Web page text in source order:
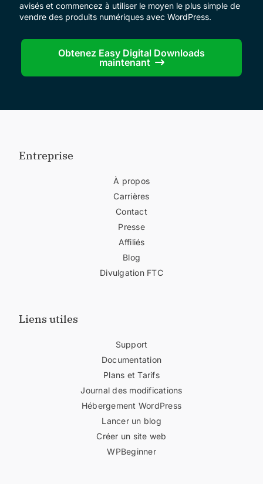
avisés et commencez à utiliser le moyen le plus simple de
vendre des produits numériques avec WordPress.
Obtenez Easy Digital Downloads
maintenant
Entreprise
À propos
Carrières
Contact
Presse
Affiliés
Blog
Divulgation FTC
Liens utiles
Support
Documentation
Plans et Tarifs
Journal des modifications
Hébergement WordPress
Lancer un blog
Créer un site web
WPBeginner